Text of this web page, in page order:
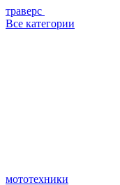
траверс
Все категории
мототехники